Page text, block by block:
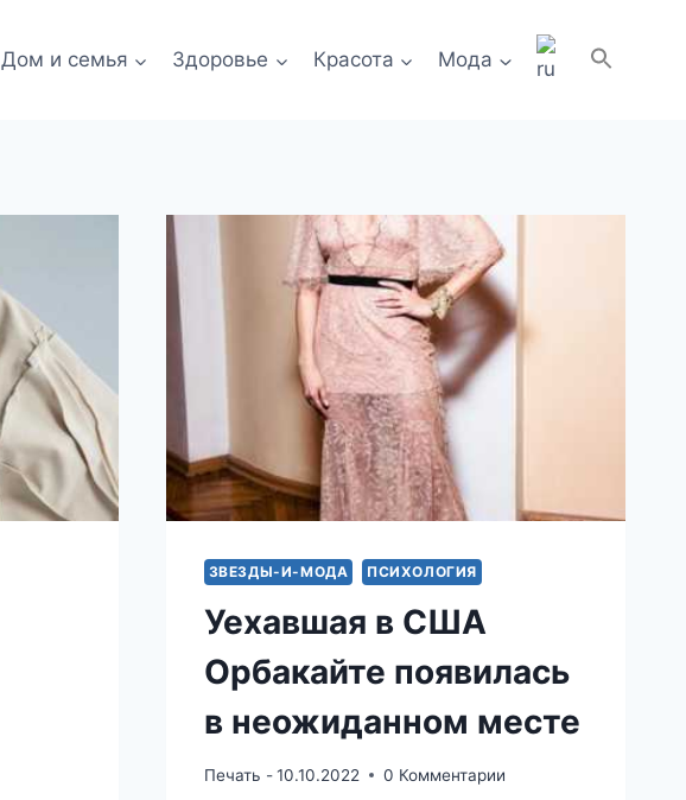
Дом и семья Здоровье Красота Мода
ЗВЕЗДЫ-И-МОДА ПСИХОЛОГИЯ
Уехавшая в США
Орбакайте появилась
в неожиданном месте
Печать - 10.10.2022 0 Комментарии